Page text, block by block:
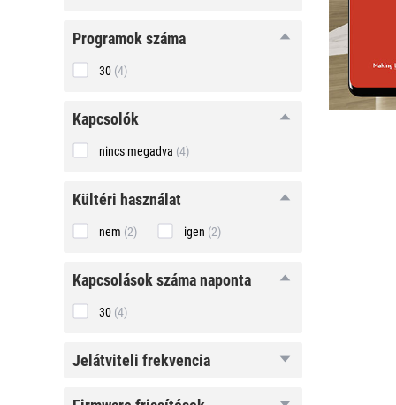
programok
száma
programok száma
30 (4)
kapcsolók
kapcsolók
nincs megadva (4)
kültéri
kültéri használat
nem (2) igen (2)
kapcsolások
száma
naponta
kapcsolások száma naponta
30 (4)
jelátviteli
jelátviteli frekvencia